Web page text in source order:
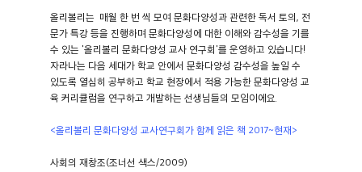
올리볼리는 매월 한 번 씩 모여 문화다양성과 관련한 독서 토의, 전
문가 특강 등을 진행하며 문화다양성에 대한 이해와 감수성을 기를
수 있는 '올리볼리 문화다양성 교사 연구회'를 운영하고 있습니다!
자라나는 다음 세대가 학교 안에서 문화다양성 감수성을 높일 수
있도록 열심히 공부하고 학교 현장에서 적용 가능한 문화다양성 교
육 커리큘럼을 연구하고 개발하는 선생님들의 모임이에요.
<올리볼리 문화다양성 교사연구회가 함께 읽은 책 2017~현재>
사회의 재창조(조너선 색스/2009)